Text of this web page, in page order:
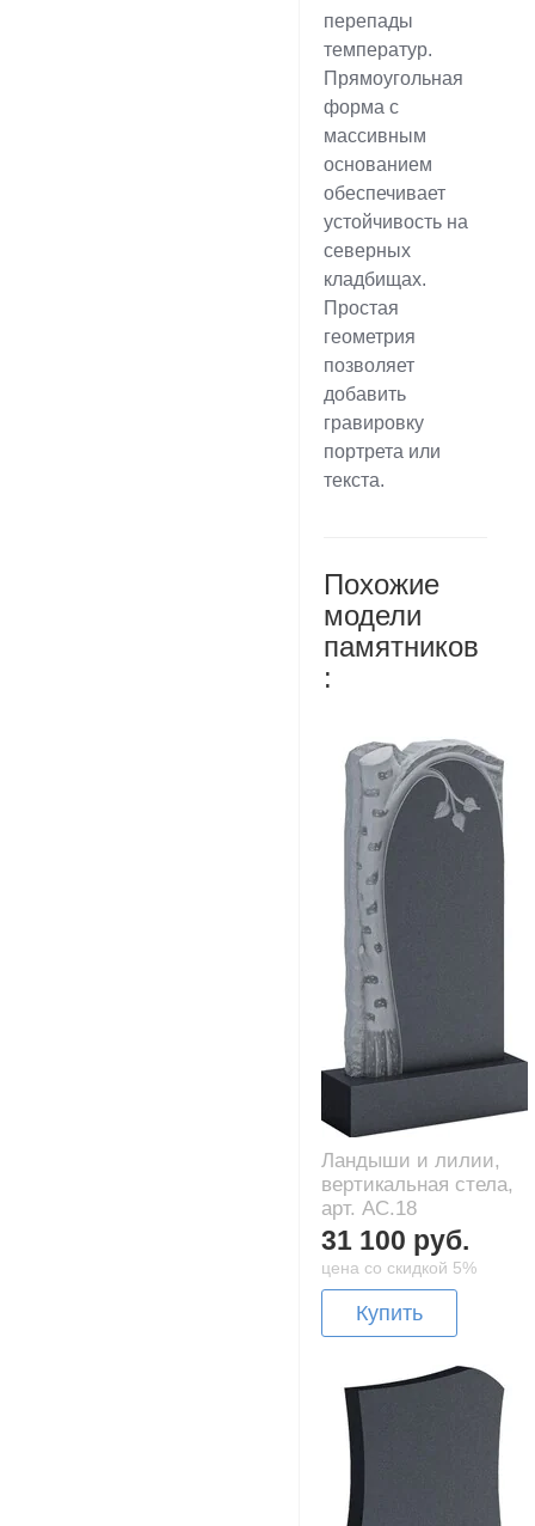
перепады
температур.
Прямоугольная
форма с
массивным
основанием
обеспечивает
устойчивость на
северных
кладбищах.
Простая
геометрия
позволяет
добавить
гравировку
портрета или
текста.
Похожие
модели
памятников
:
Ландыши и лилии,
вертикальная стела,
арт. AC.18
31 100 руб.
цена со скидкой 5%
Купить